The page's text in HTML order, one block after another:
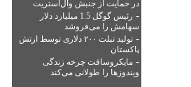
در حمایت از جنبش وال‌استریت
-
رئیس گوگل 1.5 میلیارد دلار
سهامش را می‌فروشد
-
تولید تبلت ۲۰۰ دلاری توسط ارتش
پاکستان
- مایکروسافت چرخه زندگی
ویندوزها را طولانی می‌کند